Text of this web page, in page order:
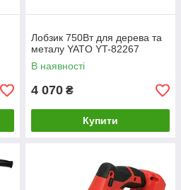
Лобзик 750Вт для дерева та
металу YATO YT-82267
В наявності
4 070 ₴
Купити